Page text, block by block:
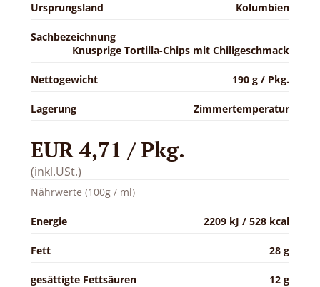
Ursprungsland Kolumbien
Sachbezeichnung
Knusprige Tortilla-Chips mit Chiligeschmack
Nettogewicht 190 g / Pkg.
Lagerung Zimmertemperatur
EUR 4,71 / Pkg.
(inkl.USt.)
Nährwerte (100g / ml)
Energie 2209 kJ / 528 kcal
Fett 28 g
gesättigte Fettsäuren 12 g